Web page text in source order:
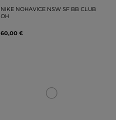
NIKE NOHAVICE NSW SF BB CLUB
OH
60,00 €